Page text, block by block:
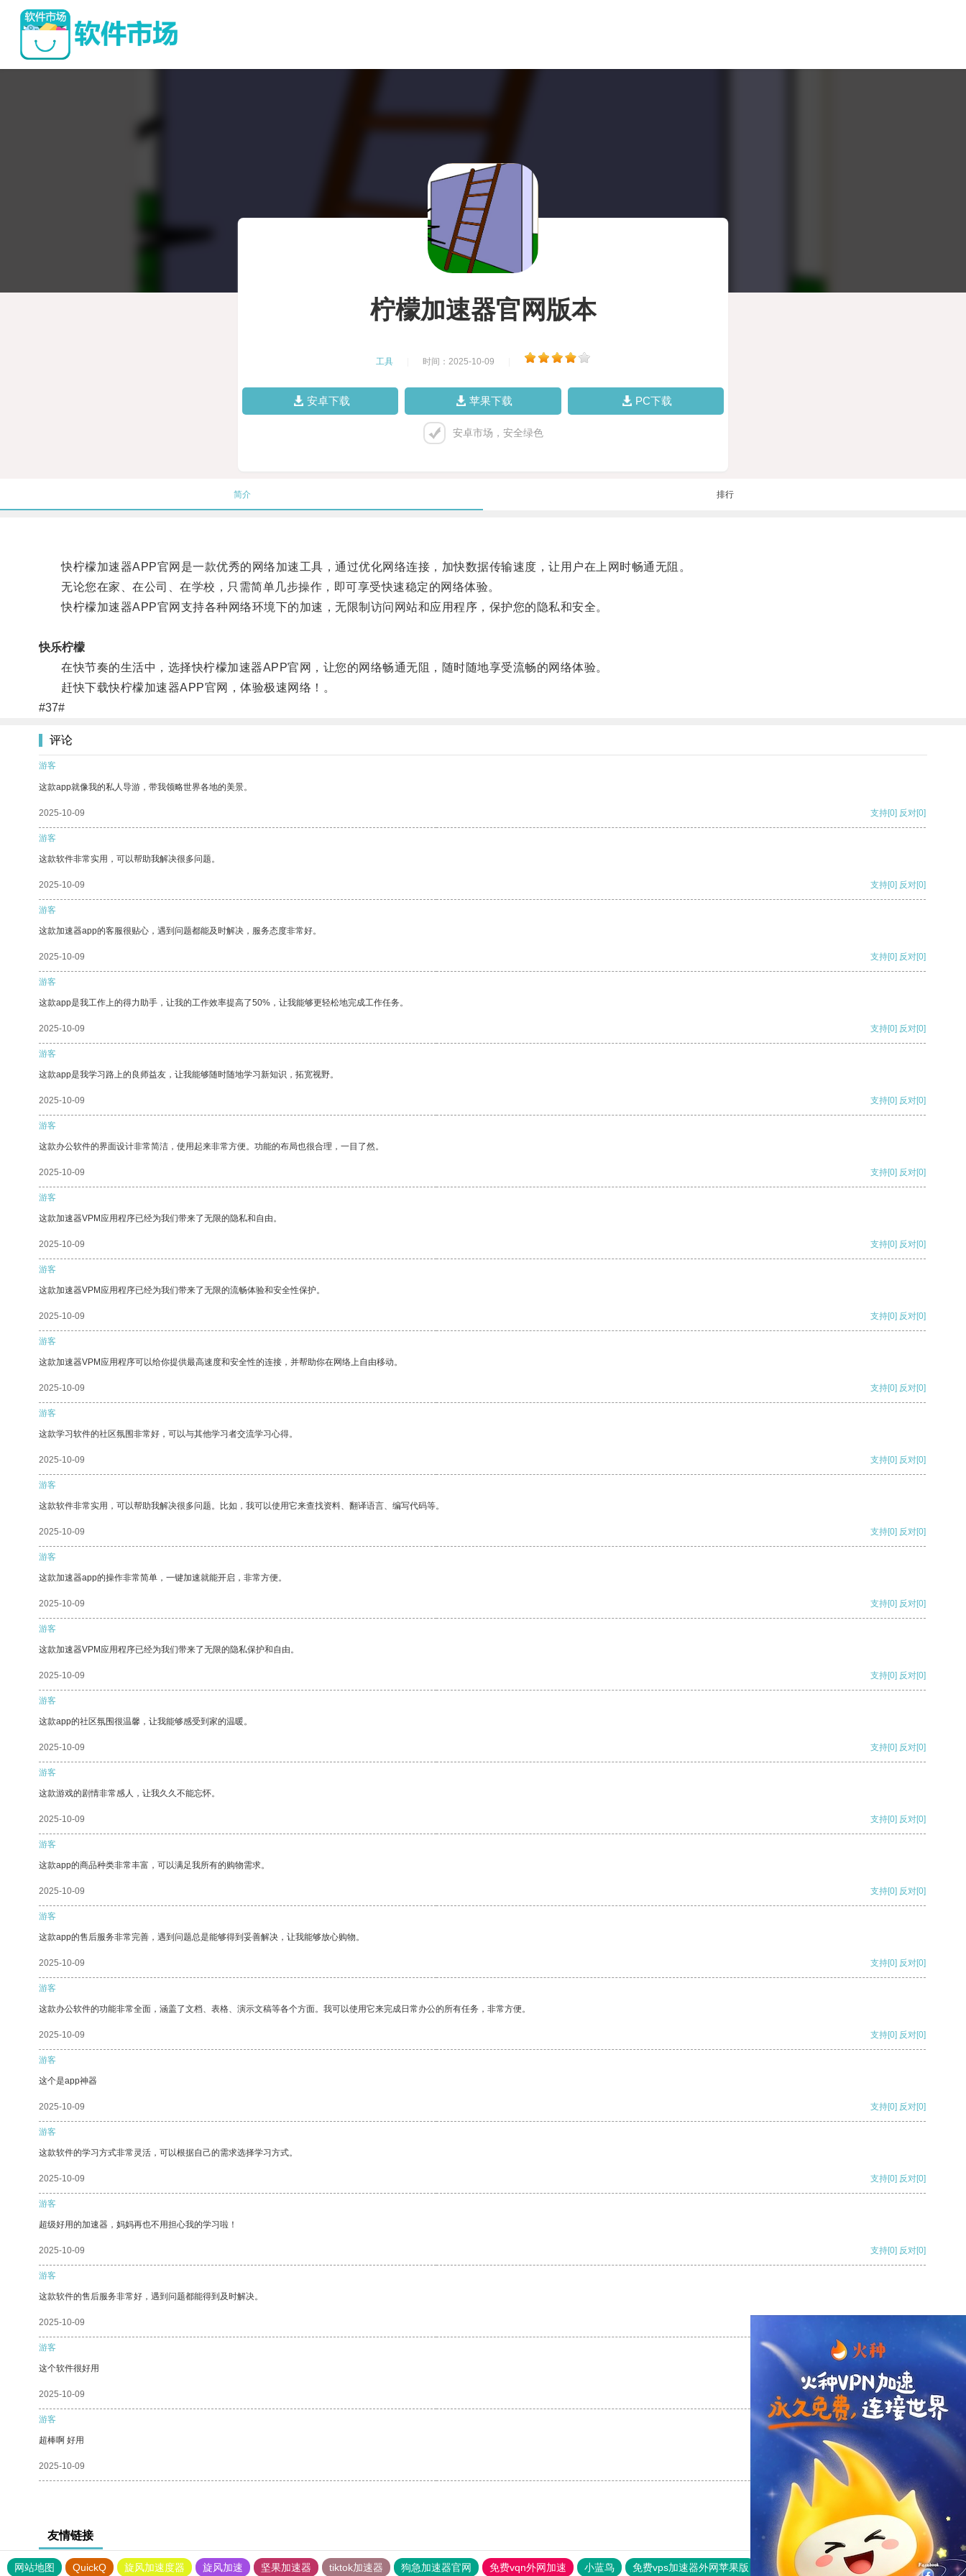
柠檬加速器官网版本
工具 时间：2025-10-09
安卓下载 苹果下载 PC下载
安卓市场，安全绿色
简介 排行
快柠檬加速器APP官网是一款优秀的网络加速工具，通过优化网络连接，加快数据传输速度，让用户在上网时畅通无阻。
无论您在家、在公司、在学校，只需简单几步操作，即可享受快速稳定的网络体验。
快柠檬加速器APP官网支持各种网络环境下的加速，无限制访问网站和应用程序，保护您的隐私和安全。
快乐柠檬
在快节奏的生活中，选择快柠檬加速器APP官网，让您的网络畅通无阻，随时随地享受流畅的网络体验。
赶快下载快柠檬加速器APP官网，体验极速网络！。
#37#
评论
游客
这款app就像我的私人导游，带我领略世界各地的美景。
2025-10-09 支持[0] 反对[0]
游客
这款软件非常实用，可以帮助我解决很多问题。
2025-10-09 支持[0] 反对[0]
游客
这款加速器app的客服很贴心，遇到问题都能及时解决，服务态度非常好。
2025-10-09 支持[0] 反对[0]
游客
这款app是我工作上的得力助手，让我的工作效率提高了50%，让我能够更轻松地完成工作任务。
2025-10-09 支持[0] 反对[0]
游客
这款app是我学习路上的良师益友，让我能够随时随地学习新知识，拓宽视野。
2025-10-09 支持[0] 反对[0]
游客
这款办公软件的界面设计非常简洁，使用起来非常方便。功能的布局也很合理，一目了然。
2025-10-09 支持[0] 反对[0]
游客
这款加速器VPM应用程序已经为我们带来了无限的隐私和自由。
2025-10-09 支持[0] 反对[0]
游客
这款加速器VPM应用程序已经为我们带来了无限的流畅体验和安全性保护。
2025-10-09 支持[0] 反对[0]
游客
这款加速器VPM应用程序可以给你提供最高速度和安全性的连接，并帮助你在网络上自由移动。
2025-10-09 支持[0] 反对[0]
游客
这款学习软件的社区氛围非常好，可以与其他学习者交流学习心得。
2025-10-09 支持[0] 反对[0]
游客
这款软件非常实用，可以帮助我解决很多问题。比如，我可以使用它来查找资料、翻译语言、编写代码等。
2025-10-09 支持[0] 反对[0]
游客
这款加速器app的操作非常简单，一键加速就能开启，非常方便。
2025-10-09 支持[0] 反对[0]
游客
这款加速器VPM应用程序已经为我们带来了无限的隐私保护和自由。
2025-10-09 支持[0] 反对[0]
游客
这款app的社区氛围很温馨，让我能够感受到家的温暖。
2025-10-09 支持[0] 反对[0]
游客
这款游戏的剧情非常感人，让我久久不能忘怀。
2025-10-09 支持[0] 反对[0]
游客
这款app的商品种类非常丰富，可以满足我所有的购物需求。
2025-10-09 支持[0] 反对[0]
游客
这款app的售后服务非常完善，遇到问题总是能够得到妥善解决，让我能够放心购物。
2025-10-09 支持[0] 反对[0]
游客
这款办公软件的功能非常全面，涵盖了文档、表格、演示文稿等各个方面。我可以使用它来完成日常办公的所有任务，非常方便。
2025-10-09 支持[0] 反对[0]
游客
这个是app神器
2025-10-09 支持[0] 反对[0]
游客
这款软件的学习方式非常灵活，可以根据自己的需求选择学习方式。
2025-10-09 支持[0] 反对[0]
游客
超级好用的加速器，妈妈再也不用担心我的学习啦！
2025-10-09 支持[0] 反对[0]
游客
这款软件的售后服务非常好，遇到问题都能得到及时解决。
2025-10-09
游客
这个软件很好用
2025-10-09 支持 [0] 反对 [0]
游客
超棒啊 好用
2025-10-09 支持
友情链接
网站地图 QuickQ 旋风加速度器 旋风加速 坚果加速器 tiktok加速器 狗急加速器官网 免费vqn外网加速 小蓝鸟 免费vps加速器外网苹果版 旋风加速度器 快连加速器